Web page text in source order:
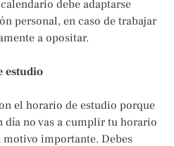
debe adaptarse
personal, en caso de trabajar
a opositar.
estudio
el horario de estudio porque
día no vas a cumplir tu horario
motivo importante. Debes